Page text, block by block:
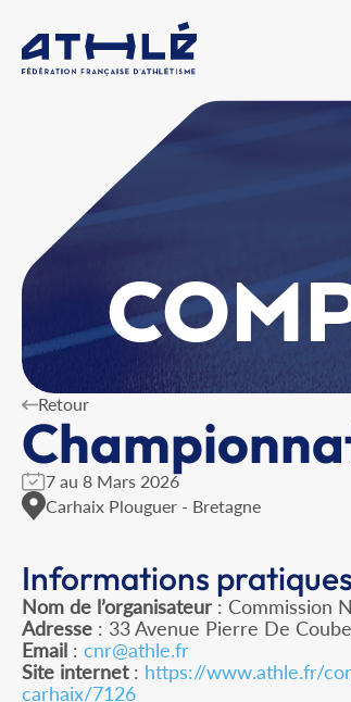
Retour
7 au 8 Mars 2026
Carhaix Plouguer - Bretagne
Informations pratiques
Nom de l’organisateur : Commission
Adresse : 33 Avenue Pierre De
Email : cnr@athle.fr
Site internet: https://www.athle.fr/
carhaix/7126